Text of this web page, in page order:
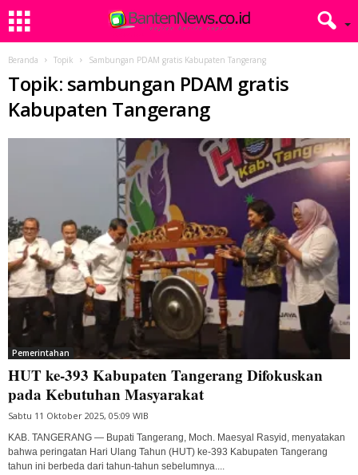
Beranda Topik Sambungan PDAM gratis Kabupaten Tangerang
Topik: sambungan PDAM gratis
Kabupaten Tangerang
Pemerintahan
HUT ke-393 Kabupaten Tangerang Difokuskan
pada Kebutuhan Masyarakat
Sabtu 11 Oktober 2025, 05:09 WIB
KAB. TANGERANG — Bupati Tangerang, Moch. Maesyal Rasyid, menyatakan
bahwa peringatan Hari Ulang Tahun (HUT) ke-393 Kabupaten Tangerang
tahun ini berbeda dari tahun-tahun sebelumnya....